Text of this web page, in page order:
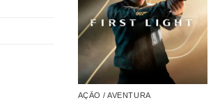
AÇÃO / AVENTURA